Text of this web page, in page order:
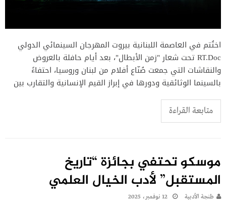
اختُتم في العاصمة اللبنانية بيروت المهرجان السينمائي الدولي
RT.Doc تحت شعار "زمن الأبطال"، بعد أيام حافلة بالعروض
والنقاشات التي جمعت صُنّاع أفلام من لبنان وروسيا، احتفاءً
بالسينما الوثائقية ودورها في إبراز القيم الإنسانية والتقارب بين
متابعة القراءة
موسكو تحتفي بجائزة “تاريخ
المستقبل” لأدب الخيال العلمي
طنجة الأدبية 12 نوفمبر، 2025